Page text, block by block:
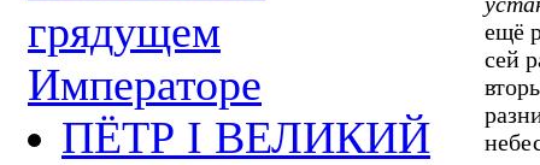
грядущем
Императоре
ПЁТР I ВЕЛИКИЙ
ещё
сей